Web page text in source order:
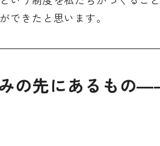
できたと思います。
の先にあるもの